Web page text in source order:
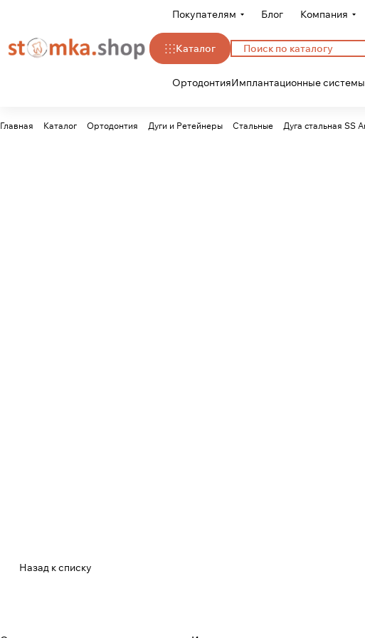
Покупателям Блог Компания
Каталог
ОртодонтияИмплантационные системы
Главная Каталог Ортодонтия Дуги и Ретейнеры Стальные
Назад к списку